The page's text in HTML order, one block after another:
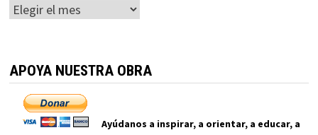
Archivos
APOYA NUESTRA OBRA
Ayúdanos a inspirar, a orientar, a educar, a